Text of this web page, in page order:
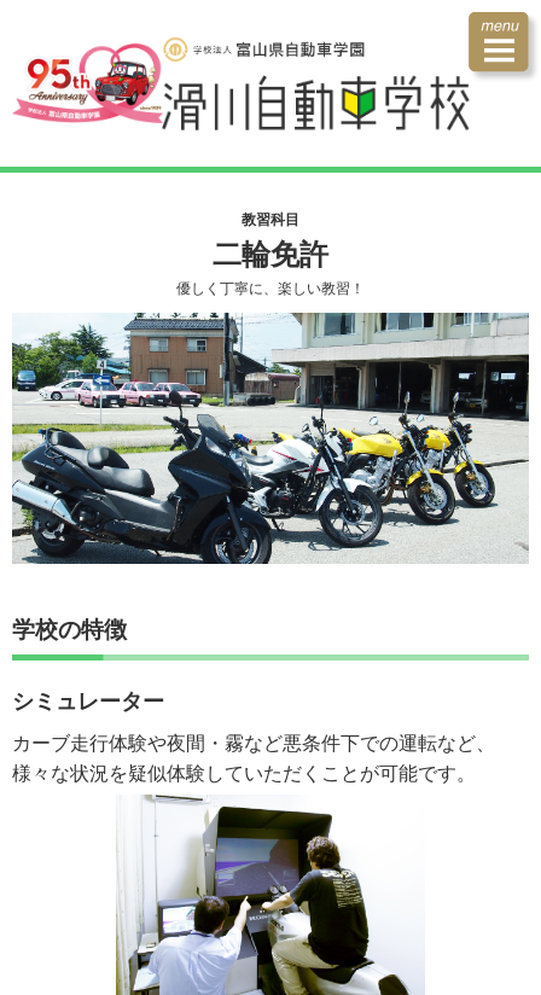
教習科目
二輪免許
優しく丁寧に、楽しい教習！
学校の特徴
シミュレーター
カーブ走行体験や夜間・霧など悪条件下での運転など、
様々な状況を疑似体験していただくことが可能です。